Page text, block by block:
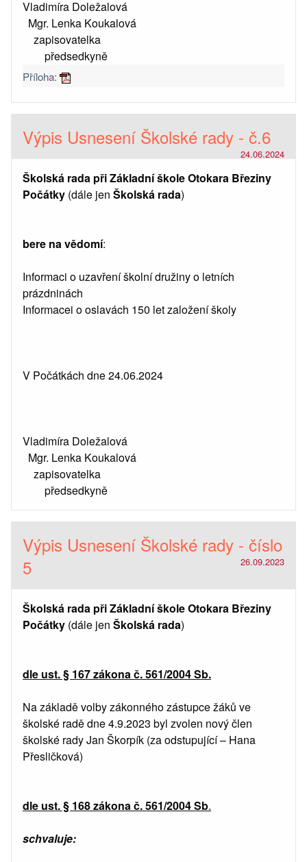
Vladimíra Doležalová
Mgr. Lenka Koukalová
zapisovatelka
předsedkyně
Příloha:
Výpis Usnesení Školské rady - č.6
24.06.2024
Školská rada při Základní škole Otokara Březiny
Počátky (dále jen Školská rada)
bere na vědomí:
Informaci o uzavření školní družiny o letních
prázdninách
Informacei o oslavách 150 let založení školy
V Počátkách dne 24.06.2024
Vladimíra Doležalová
Mgr. Lenka Koukalová
zapisovatelka
předsedkyně
Výpis Usnesení Školské rady - číslo
5
26.09.2023
Školská rada při Základní škole Otokara Březiny
Počátky (dále jen Školská rada)
dle ust. § 167 zákona č. 561/2004 Sb.
Na základě volby zákonného zástupce žáků ve
školské radě dne 4.9.2023 byl zvolen nový člen
školské rady Jan Škorpík (za odstupující – Hana
Přesličková)
dle ust. § 168 zákona č. 561/2004 Sb.
schvaluje: